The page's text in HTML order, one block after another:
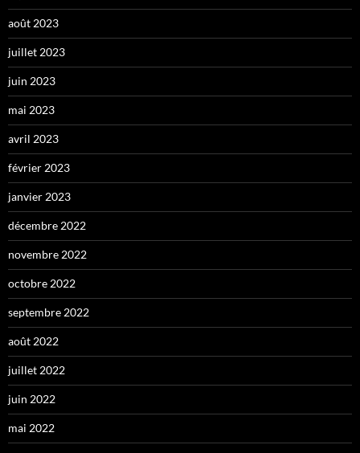
août 2023
juillet 2023
juin 2023
mai 2023
avril 2023
février 2023
janvier 2023
décembre 2022
novembre 2022
octobre 2022
septembre 2022
août 2022
juillet 2022
juin 2022
mai 2022